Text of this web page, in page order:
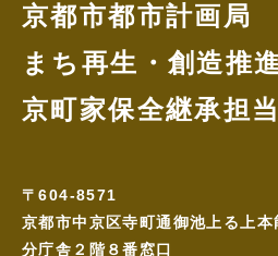
京都市都市計画局
まち再生・創造推
京町家保全継承担当
〒604-8571
京都市中京区寺町通御池上る上
分庁舎２階８番窓口